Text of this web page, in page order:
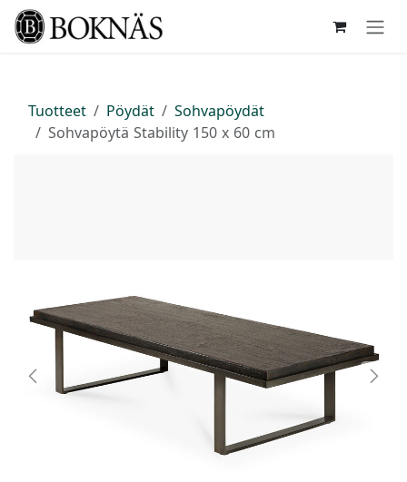
Siirry sisältöön
Tuotteet Pöydät
Sohvapöydät
Sohvapöytä Stability 150 x 60 cm